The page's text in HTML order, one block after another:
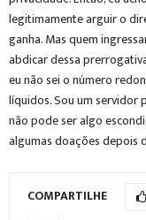
legitimamente arguir o
ganha. Mas quem
abdicar dessa
eu não sei o número
líquidos. Sou um servidor
não pode ser algo
algumas doações depois
COMPARTILHE